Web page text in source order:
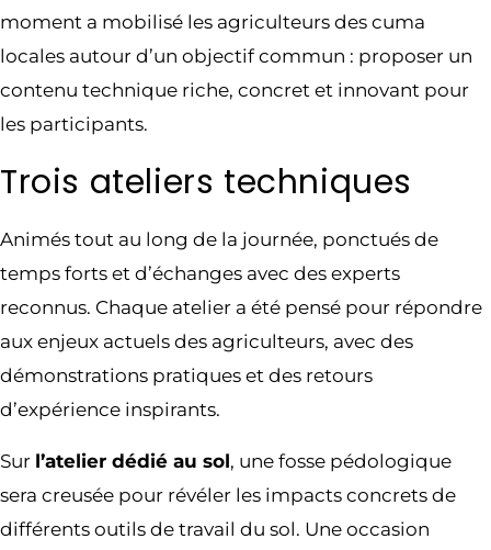
moment a mobilisé les agriculteurs des cuma
locales autour d’un objectif commun : proposer un
contenu technique riche, concret et innovant pour
les participants.
Trois ateliers techniques
Animés tout au long de la journée, ponctués de
temps forts et d’échanges avec des experts
reconnus. Chaque atelier a été pensé pour répondre
aux enjeux actuels des agriculteurs, avec des
démonstrations pratiques et des retours
d’expérience inspirants.
Sur l’atelier dédié au sol, une fosse pédologique
sera creusée pour révéler les impacts concrets de
différents outils de travail du sol. Une occasion